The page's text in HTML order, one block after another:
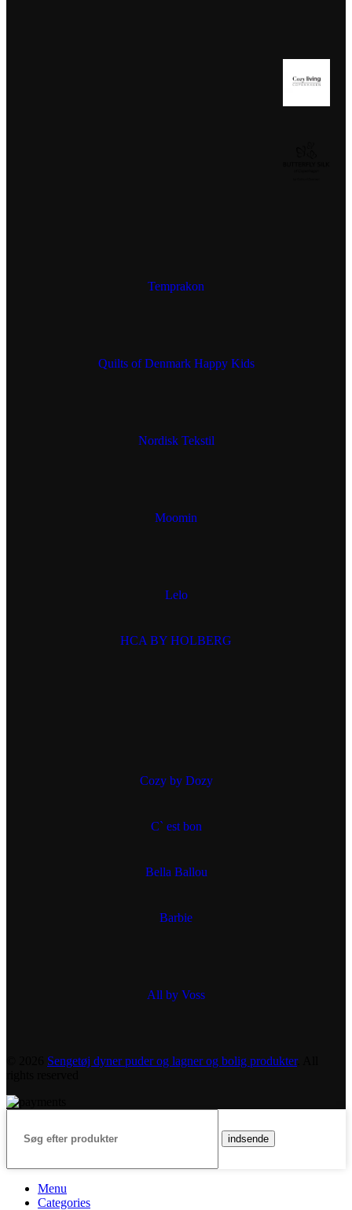
Temprakon
Quilts of Denmark Happy Kids
Nordisk Tekstil
Moomin
Lelo
HCA BY HOLBERG
Cozy by Dozy
C` est bon
Bella Ballou
Barbie
All by Voss
Sengetøj dyner puder og lagner og bolig produkter. All
indsende
Menu
Categories